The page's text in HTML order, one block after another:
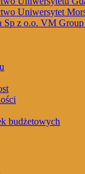
Uniwersytet
z o.o. VM
budżetowych